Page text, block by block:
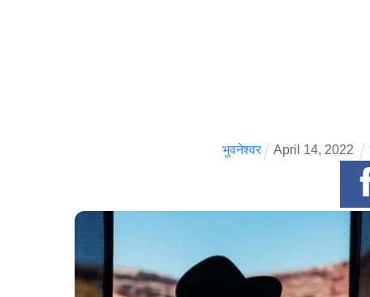
भुवनेश्वर April 14, 2022